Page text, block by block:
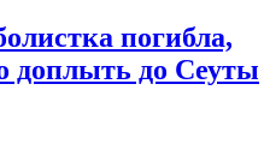
погибла,
доплыть до Сеуты